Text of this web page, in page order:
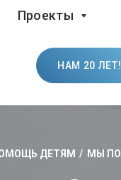
Проекты
НАМ 20 ЛЕТ!
ДЕТЯМ МЫ